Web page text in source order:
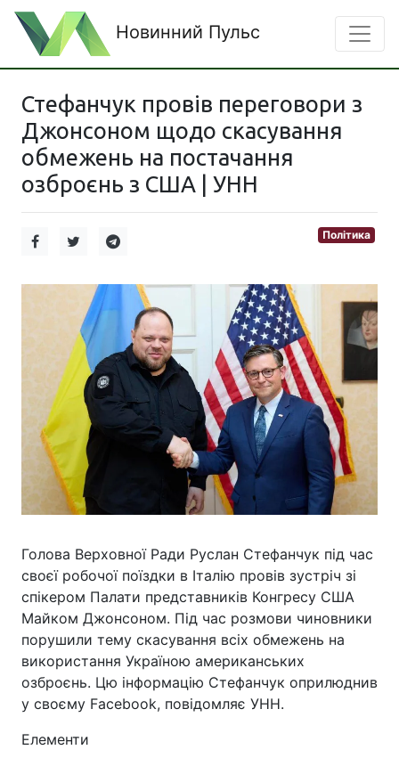
Новинний Пульс
Стефанчук провів переговори з
Джонсоном щодо скасування
обмежень на постачання
озброєнь з США | УНН
Політика
Голова Верховної Ради Руслан Стефанчук під час
своєї робочої поїздки в Італію провів зустріч зі
спікером Палати представників Конгресу США
Майком Джонсоном. Під час розмови чиновники
порушили тему скасування всіх обмежень на
використання Україною американських
озброєнь. Цю інформацію Стефанчук оприлюднив
у своєму Facebook, повідомляє УНН.
Елементи